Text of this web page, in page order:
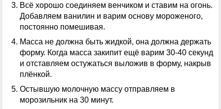
Всё хорошо соединяем венчиком и ставим на огонь.
Добавляем ванилин и варим основу мороженого,
постоянно помешивая.
Масса не должна быть жидкой, она должна держать
форму. Когда масса закипит ещё варим 30-40 секунд
и отставляем остужаться выложив в форму, накрыв
плёнкой.
Остывшую молочную массу отправляем в
морозильник на 30 минут.